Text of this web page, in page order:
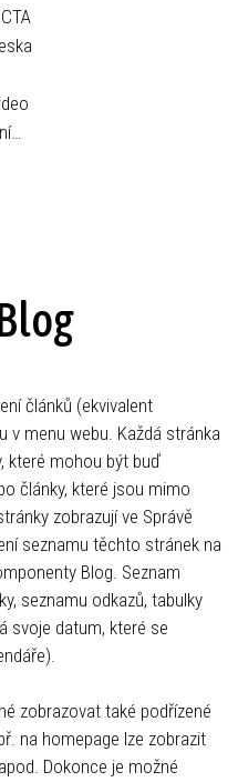
článků (ekvivalent
v menu webu. Každá stránka
které mohou být buď
články, které jsou mimo
zobrazují ve Správě
seznamu těchto stránek na
Blog. Seznam
seznamu odkazů, tabulky
svoje datum, které se
zobrazovat také podřízené
na homepage lze zobrazit
Dokonce je možné